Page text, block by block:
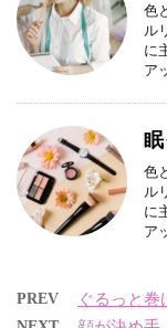
色
ル
に
ア
色
ル
に
ア
PREV ぐるっと